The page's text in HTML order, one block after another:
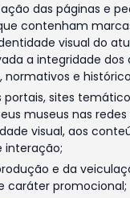
das páginas e
contenham
visual do
a integridade
normativos e
sites
museus nas redes
visual, aos
interação;
e da
caráter promocional;